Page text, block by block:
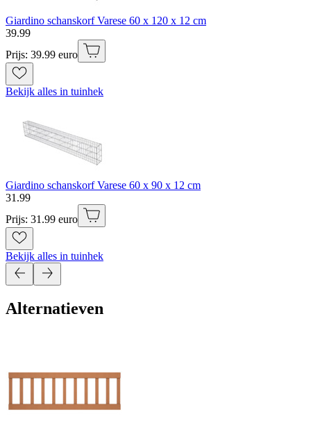
Giardino schanskorf Varese 60 x 120 x 12 cm
39.99
Prijs: 39.99 euro
Bekijk alles in tuinhek
Giardino schanskorf Varese 60 x 90 x 12 cm
31 .99
Prijs: 31.99 euro
Bekijk alles in tuinhek
Alternatieven